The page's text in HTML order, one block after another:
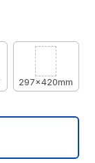
297x420mm